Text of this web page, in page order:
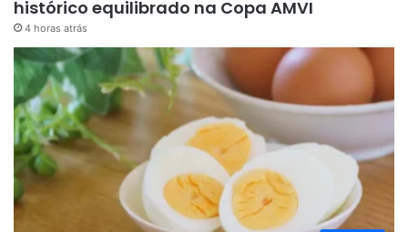
histórico equilibrado na Copa AMVI
4 horas atrás